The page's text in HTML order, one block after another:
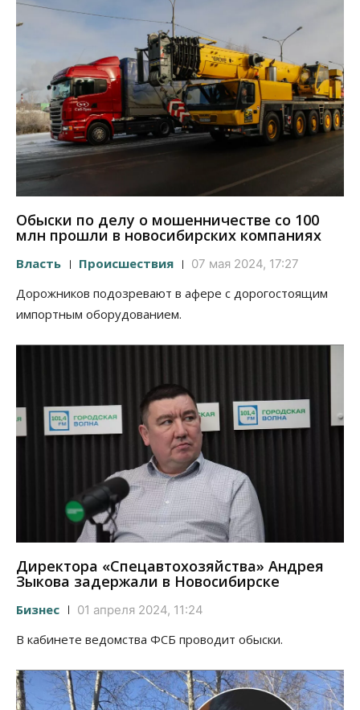
Обыски по делу о мошенничестве со 100
млн прошли в новосибирских компаниях
Власть Происшествия 07 мая 2024, 17:27
Дорожников подозревают в афере с дорогостоящим
импортным оборудованием.
Директора «Спецавтохозяйства» Андрея
Зыкова задержали в Новосибирске
Бизнес 01 апреля 2024, 11:24
В кабинете ведомства ФСБ проводит обыски.